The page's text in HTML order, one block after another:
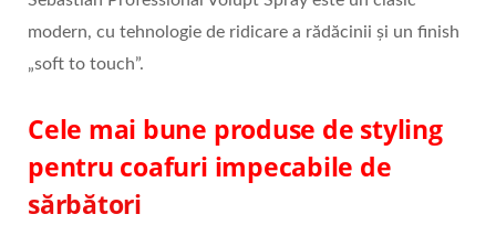
modern, cu tehnologie de ridicare a rădăcinii și un finish
„soft to touch”.
Cele mai bune produse de styling
pentru coafuri impecabile de
sărbători